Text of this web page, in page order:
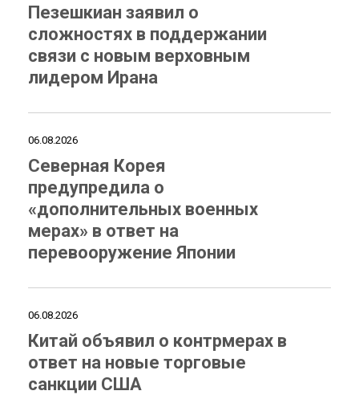
Пезешкиан заявил о
сложностях в поддержании
связи с новым верховным
лидером Ирана
06.08.2026
Северная Корея
предупредила о
«дополнительных военных
мерах» в ответ на
перевооружение Японии
06.08.2026
Китай объявил о контрмерах в
ответ на новые торговые
санкции США